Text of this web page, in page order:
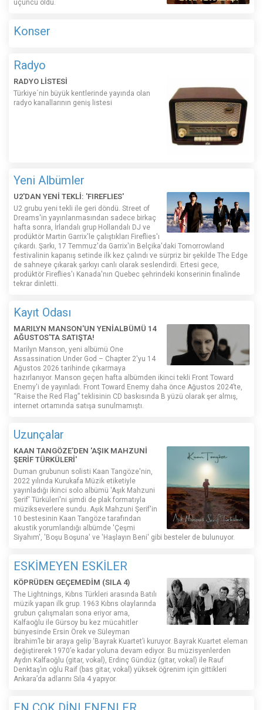
üçüncü oldu.
Konser
Radyo
RADYO LİSTESİ
Türkiye´nin büyük kentlerinde yayında olan
radyo kanallarının geniş listesi
Yeni Albümler
U2'DAN YENİ TEKLİ: 'FIREFLIES'
U2 grubu yeni tekli ile geri döndü. Street of
Dreams'in yayınlanmasından sadece birkaç
hafta sonra, İrlandalı grup Hollandalı DJ ve
prodüktör Martin Garrix'le çalıştıkları Fireflies'ı
çıkardı. Şarkı, 17 Temmuz'da Garrix'in Belçika'daki Tomorrowland
festivalinin kapanış setinde ilk kez çalındı ​​ve sürpriz bir şekilde The Edge
de sahneye çıkarak şarkıyı canlı olarak seslendirdi. Ertesi gece,
prodüktör Fireflies'ı Kanada'nın Quebec şehrindeki konserinin finalinde
tekrar dinletti.
Kayıt Odası
MARILYN MANSON'UN YENİALBÜMÜ 14
AĞUSTOS'TA SATIŞTA!
Marilyn Manson, yeni albümü One
Assassination Under God – Chapter 2'yu 14
Ağustos 2026 tarihinde çıkarmaya
hazırlanıyor. Manson geçen hafta albümden ikinci tekli Front Toward
Enemy'i de yayınladı. Front Toward Enemy daha önce Ağustos 2024’te,
“Raise the Red Flag” teklisinin CD baskısında B yüzü olarak şer almış,
internet ortamında satışa sunulmamıştı.
Uzunçalar
KAAN TANGÖZE'DEN 'AŞIK MAHZUNİ
ŞERİF TÜRKÜLERİ'
Duman grubunun solisti Kaan Tangöze'nin,
2022 yılında Kurukafa Müzik etiketiyle
yayınladığı ikinci solo albümü 'Aşık Mahzuni
Şerif' Türküleri'ni şimdi de plak formatıyla
müzikseverlere sundu. Aşık Mahzuni Şerif'in
10 bestesinin Kaan Tangöze tarafından
akustik yorumlandığı albümde 'Çeşmi
Siyahım', 'Boşu Boşuna' ve 'Haşlayın Beni' gibi besteler de bulunuyor.
ESKİMEYEN ESKİLER
KÖPRÜDEN GEÇEMEDİM (SILA 4)
The Lightnings, Kıbrıs Türkleri arasında Batılı
müzik yapan ilk grup. 1963 Kıbrıs olaylarında
grubun çalışmaları sona eriyor ama,
Kalfaoğlu ile Gürsoy bu kez mücahitler
bünyesinde Ersin Örek ve Süleyman
İbrahim’le bir araya gelip ‘Bayrak Kuartet’i kuruyor. Bayrak Kuartet eleman
değiştirerek 1970’e kadar yoluna devam ediyor. Bu müzisyenlerden
Aydın Kalfaoğlu (gitar, vokal), Erdinç Gündüz (gitar, vokal) ile Rauf
Denktaş’ın oğlu Raif (bas gitar, vokal) yüksek öğrenim için gittikleri
Ankara’da adlarını Sıla 4 yapıyor.